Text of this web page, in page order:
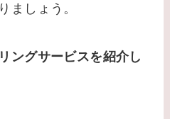
ましょう。
ングサービスを紹介し